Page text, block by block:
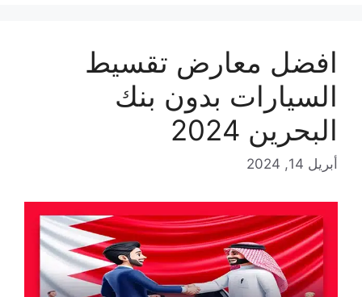
افضل معارض تقسيط
السيارات بدون بنك
البحرين 2024
أبريل 14, 2024